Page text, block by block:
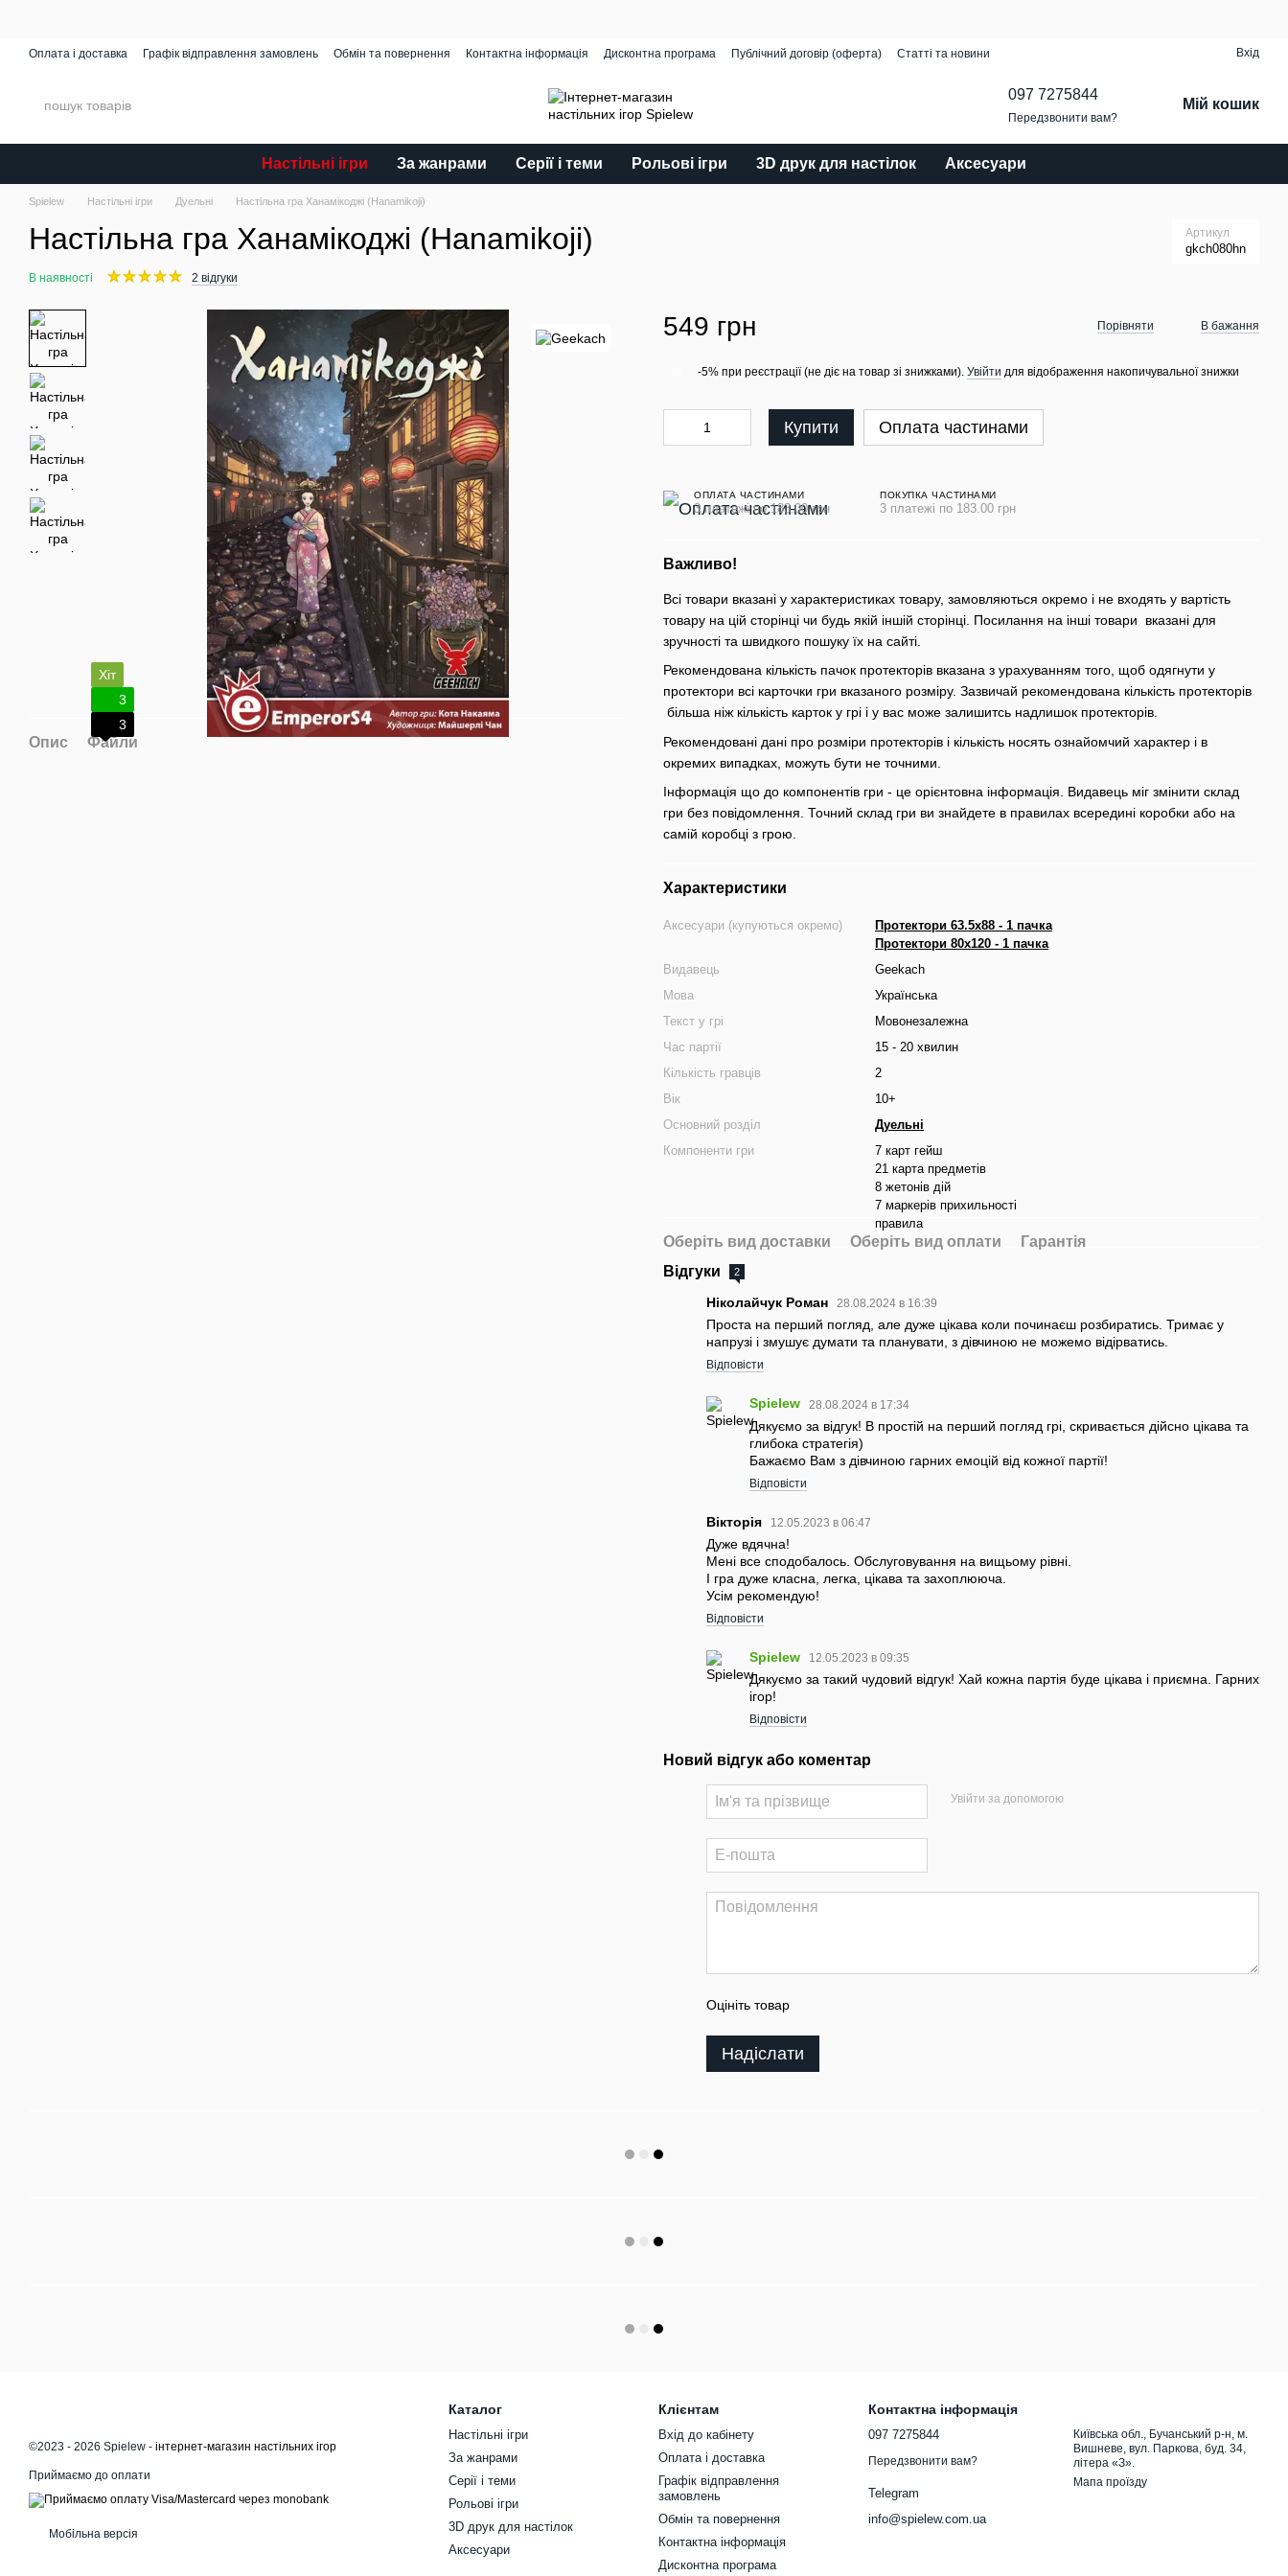
Оплата і доставка Графік відправлення замовлень Обмін та повернення Контактна інформація Дисконтна програма Публічний договір (оферта)
Статті та новини
Вхід
097 7275844
Передзвонити вам?
Мій кошик
Настільні ігри За жанрами Серії і теми Рольові ігри 3D друк для настілок Аксесуари
Spielew Настільні ігри Дуельні Настільна гра Ханамікоджі (Hanamikoji)
Настільна гра Ханамікоджі (Hanamikoji) Артикул
gkch080hn
В наявності 2 відгуки
Хіт
3
3
Опис Файли
549 грн Порівняти В бажання
-5% при реєстрації (не діє на товар зі знижками). Увійти для відображення накопичувальної знижки
Купити Оплата частинами
ОПЛАТА ЧАСТИНАМИ
3 платежі по 183.00 грн
ПОКУПКА ЧАСТИНАМИ
3 платежі по 183.00 грн
Важливо!
Всі товари вказані у характеристиках товару, замовляються окремо і не входять у вартість
товару на цій сторінці чи будь якій іншій сторінці. Посилання на інші товари вказані для
зручності та швидкого пошуку їх на сайті.
Рекомендована кількість пачок протекторів вказана з урахуванням того, щоб одягнути у
протектори всі карточки гри вказаного розміру. Зазвичай рекомендована кількість протекторів
більша ніж кількість карток у грі і у вас може залишитсь надлишок протекторів.
Рекомендовані дані про розміри протекторів і кількість носять ознайомчий характер і в
окремих випадках, можуть бути не точними.
Інформація що до компонентів гри - це орієнтовна інформація. Видавець міг змінити склад
гри без повідомлення. Точний склад гри ви знайдете в правилах всередині коробки або на
самій коробці з грою.
Характеристики
Аксесуари (купуються окремо)
Протектори 63.5x88 - 1 пачка
Протектори 80x120 - 1 пачка
Видавець
Geekach
Мова
Українська
Текст у грі
Мовонезалежна
Час партії
15 - 20 хвилин
Кількість гравців
2
Вік
10+
Основний розділ
Дуельні
Компоненти гри
7 карт гейш
21 карта предметів
8 жетонів дій
7 маркерів прихильності
правила
Оберіть вид доставки Оберіть вид оплати
Гарантія
Відгуки
2
Ніколайчук Роман 28.08.2024 в 16:39
Проста на перший погляд, але дуже цікава коли починаєш розбиратись. Тримає у
напрузі і змушує думати та планувати, з дівчиною не можемо відірватись.
Відповісти
Spielew 28.08.2024 в 17:34
Дякуємо за відгук! В простій на перший погляд грі, скривається дійсно цікава та
глибока стратегія)
Бажаємо Вам з дівчиною гарних емоцій від кожної партії!
Відповісти
Вікторія 12.05.2023 в 06:47
Дуже вдячна!
Мені все сподобалось. Обслуговування на вищьому рівні.
І гра дуже класна, легка, цікава та захоплююча.
Усім рекомендую!
Відповісти
Spielew 12.05.2023 в 09:35
Дякуємо за такий чудовий відгук! Хай кожна партія буде цікава і приємна. Гарних
ігор!
Відповісти
Новий відгук або коментар
Увійти за допомогою
Оцініть товар
Надіслати
©2023 - 2026 Spielew - інтернет-магазин настільних ігор
Приймаємо до оплати
Мобільна версія
Каталог
Настільні ігри
За жанрами
Серії і теми
Рольові ігри
3D друк для настілок
Аксесуари
Клієнтам
Вхід до кабінету
Оплата і доставка
Графік відправлення
замовлень
Обмін та повернення
Контактна інформація
Дисконтна програма
Контактна інформація
097 7275844
Передзвонити вам?
Telegram
info@spielew.com.ua
Київська обл., Бучанський р-н, м.
Вишневе, вул. Паркова, буд. 34,
літера «З».
Мапа проїзду